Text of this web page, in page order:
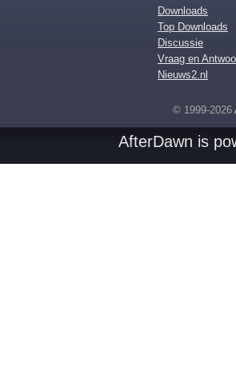
Downloads
Top Downloads
Discussie
Vraag en
Nieuws2.nl
© 1999-2026
AfterDawn is